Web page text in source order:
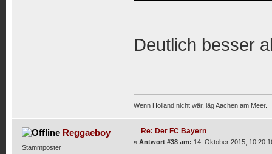
Deutlich besser
Wenn Holland nicht wär, läg Aachen am Meer.
Reggaeboy
Stammposter
Re: Der FC Bayern
« Antwort #38 am: 14. Oktober 2015,